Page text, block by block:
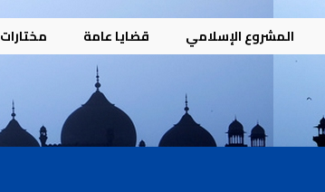
المشروع الإسلامي قضايا عامة مختارات